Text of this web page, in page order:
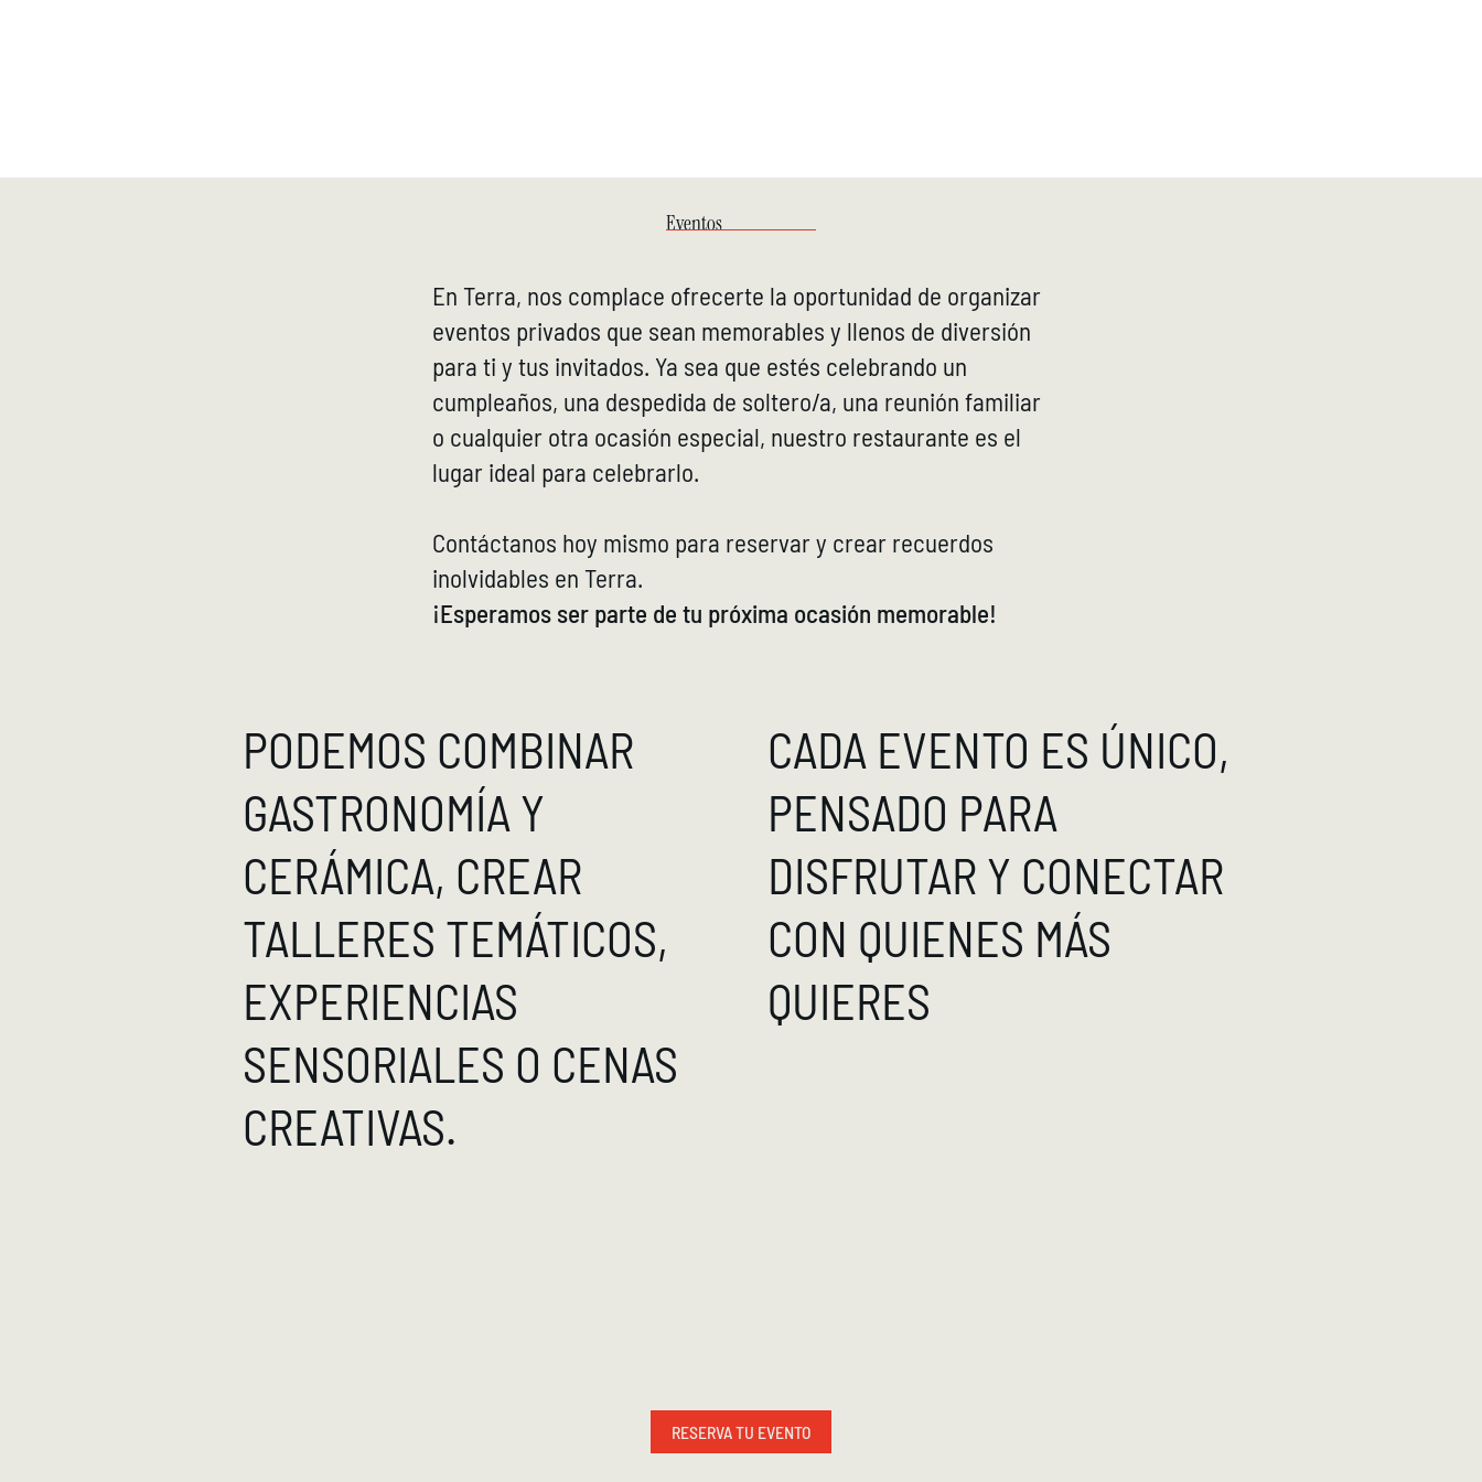
Eventos
En Terra, nos complace ofrecerte la oportunidad de organizar
eventos privados que sean memorables y llenos de diversión
para ti y tus invitados. Ya sea que estés celebrando un
cumpleaños, una despedida de soltero/a, una reunión familiar
o cualquier otra ocasión especial, nuestro restaurante es el
lugar ideal para celebrarlo.
Contáctanos hoy mismo para reservar y crear recuerdos
inolvidables en Terra.
¡Esperamos ser parte de tu próxima ocasión memorable!
PODEMOS COMBINAR
GASTRONOMÍA Y
CERÁMICA, CREAR
TALLERES TEMÁTICOS,
EXPERIENCIAS
SENSORIALES O CENAS
CREATIVAS.
CADA EVENTO ES ÚNICO,
PENSADO PARA
DISFRUTAR Y CONECTAR
CON QUIENES MÁS
QUIERES
RESERVA TU EVENTO